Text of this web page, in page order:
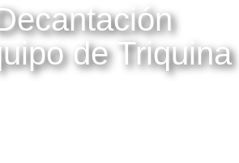
de Triquina